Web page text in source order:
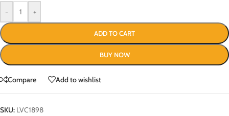
- +
ADD TO CART
BUY NOW
Compare Add to wishlist
SKU: LVC1898